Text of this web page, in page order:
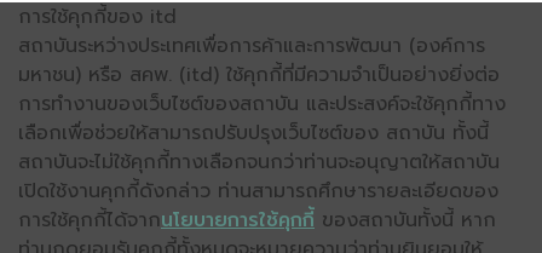
การใช้คุกกี้ของ itd
สถาบันระหว่างประเทศเพื่อการค้าและการพัฒนา (องค์การ
มหาชน) หรือ สคพ. (itd) ใช้คุกกี้ที่มีความจำเป็นอย่างยิ่งต่อ
การทำงานของเว็บไซต์ของสถาบัน และประสงค์จะใช้คุกกี้ทาง
เลือกเพื่อช่วยให้สามารถปรับปรุงเว็บไซต์ของ สถาบัน ทั้งนี้
สถาบันจะไม่ใช้คุกกี้ทางเลือกจนกว่าท่านจะอนุญาตให้สถาบัน
เปิดใช้งานคุกกี้ดังกล่าว ท่านสามารถศึกษารายละเอียดของ
การใช้คุกกี้ได้จากนโยบายการใช้คุกกี้ ของสถาบันทั้งนี้ หาก